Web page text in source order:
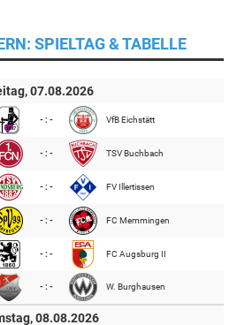
SPIELTAG & TABELLE
07.08.2026
- : - VfB Eichstätt
- : - TSV Buchbach
- : - FV Illertissen
- : - FC Memmingen
- : - FC Augsburg II
- : - W. Burghausen
08.08.2026